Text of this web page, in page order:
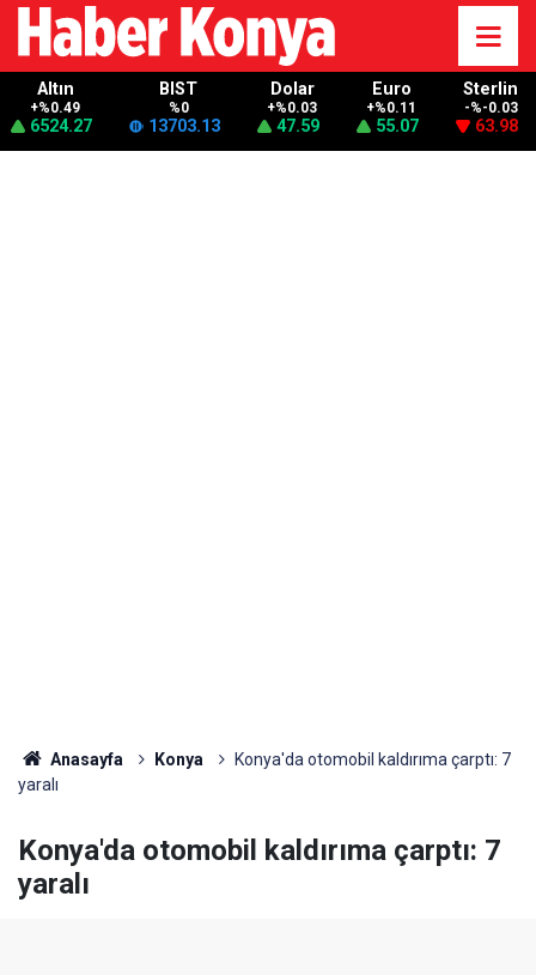
Altın
+%0.49
6524.27
BIST
%0
13703.13
Dolar
+%0.03
47.59
Euro
+%0.11
55.07
Sterlin
-%-0.03
63.98
Anasayfa Konya
Konya'da otomobil kaldırıma çarptı: 7
yaralı
Konya'da otomobil kaldırıma çarptı: 7
yaralı